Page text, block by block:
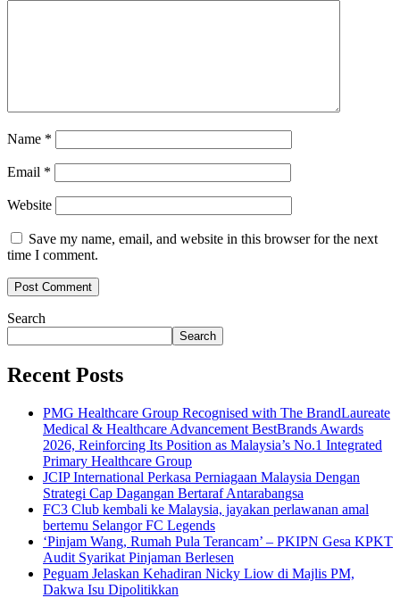
Name *
Email *
Website
Save my name, email, and website in this browser for the next
time I comment.
Search
Search
Recent Posts
PMG Healthcare Group Recognised with The BrandLaureate
Medical & Healthcare Advancement BestBrands Awards
2026, Reinforcing Its Position as Malaysia’s No.1 Integrated
Primary Healthcare Group
JCIP International Perkasa Perniagaan Malaysia Dengan
Strategi Cap Dagangan Bertaraf Antarabangsa
FC3 Club kembali ke Malaysia, jayakan perlawanan amal
bertemu Selangor FC Legends
‘Pinjam Wang, Rumah Pula Terancam’ – PKIPN Gesa KPKT
Audit Syarikat Pinjaman Berlesen
Peguam Jelaskan Kehadiran Nicky Liow di Majlis PM,
Dakwa Isu Dipolitikkan